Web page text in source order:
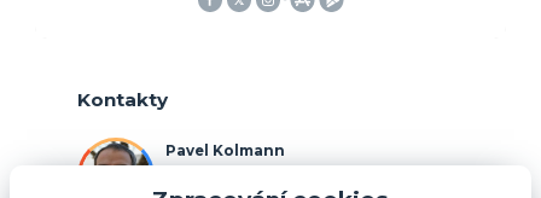
Kontakty
Pavel Kolmann